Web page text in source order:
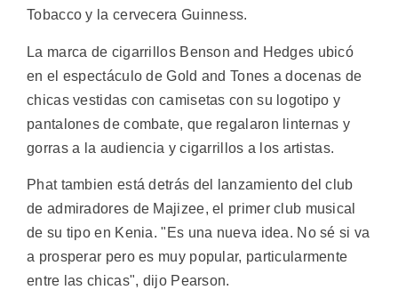
Tobacco y la cervecera Guinness.
La marca de cigarrillos Benson and Hedges ubicó
en el espectáculo de Gold and Tones a docenas de
chicas vestidas con camisetas con su logotipo y
pantalones de combate, que regalaron linternas y
gorras a la audiencia y cigarrillos a los artistas.
Phat tambien está detrás del lanzamiento del club
de admiradores de Majizee, el primer club musical
de su tipo en Kenia. "Es una nueva idea. No sé si va
a prosperar pero es muy popular, particularmente
entre las chicas", dijo Pearson.